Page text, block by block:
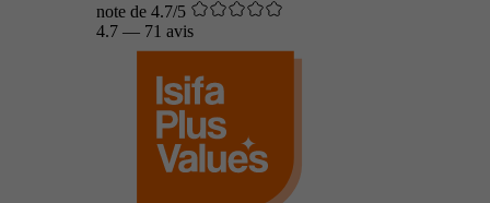
note de 4.7/5
4.7 — 71 avis